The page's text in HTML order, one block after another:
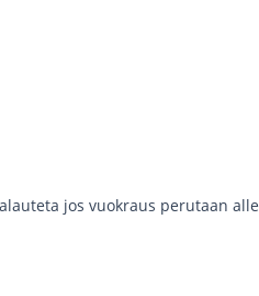
jos vuokraus perutaan alle